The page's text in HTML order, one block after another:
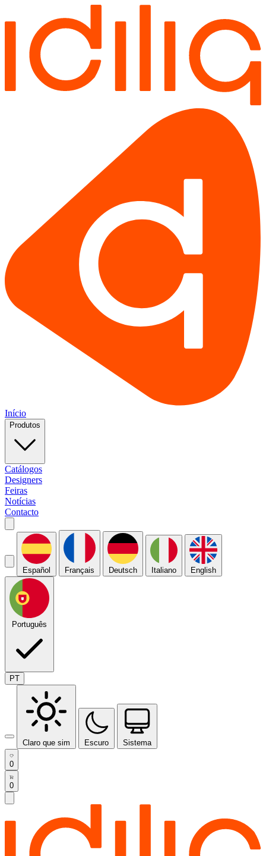
Início
Produtos
Catálogos
Designers
Feiras
Notícias
Contacto
Español Français Deutsch Italiano English
Português
PT
Claro que sim Escuro Sistema
0
0